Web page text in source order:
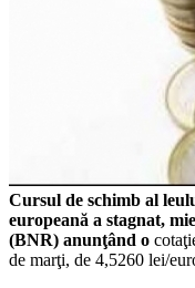
Cursul de schimb al
europeană a stagnat,
(BNR) anunţând o
de marţi, de 4,5260 lei/